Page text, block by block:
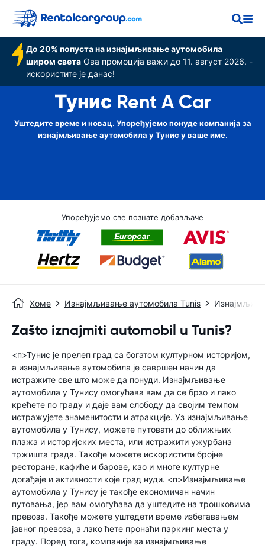
До 20% попуста на изнајмљивање аутомобила
широм света Ова промоција важи до 11. август 2026. -
искористите је данас!
Тунис Rent A Car
Уштедите време и новац. Упоређујемо понуде компанија за
изнајмљивање аутомобила у Тунис у ваше име.
Упоређујемо све познате добављаче
Хоме Изнајмљивање аутомобила Tunis
Zašto iznajmiti automobil u Tunis?
<п>Тунис је прелеп град са богатом културном историјом,
а изнајмљивање аутомобила је савршен начин да
истражите све што може да понуди. Изнајмљивање
аутомобила у Тунису омогућава вам да се брзо и лако
крећете по граду и даје вам слободу да својим темпом
истражујете знаменитости и атракције. Уз изнајмљивање
аутомобила у Тунису, можете путовати до оближњих
плажа и историјских места, или истражити ужурбана
тржишта града. Такође можете искористити бројне
ресторане, кафиће и барове, као и многе културне
догађаје и активности које град нуди. <п>Изнајмљивање
аутомобила у Тунису је такође економичан начин
путовања, јер вам омогућава да уштедите на трошковима
превоза. Такође можете уштедети време избегавањем
јавног превоза, а лако ћете пронаћи паркинг места у
граду. Поред тога, компаније за изнајмљивање